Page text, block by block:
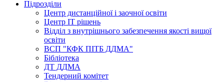
Підрозділи
Центр дистанційної і заочної освіти
Центр ІТ рішень
Відділ з внутрішнього забезпечення якості вищої
освіти
ВСП "КФК ПІТБ ДДМА"
Бібліотека
ДТ ДДМА
Тендерний комітет